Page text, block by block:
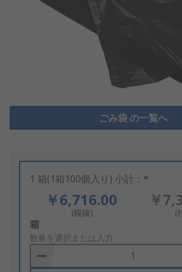
ごみ袋 の一覧へ
1 箱(1箱100個入り) 小計：*
￥6,716.00
(税抜)
￥
(
Add
to
Basket
箱
数量を選択または入力